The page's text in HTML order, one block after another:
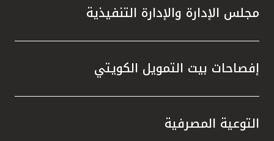
مجلس الإدارة والإدارة التنفيذية
إفصاحات بيت التمويل الكويتي
التوعية المصرفية